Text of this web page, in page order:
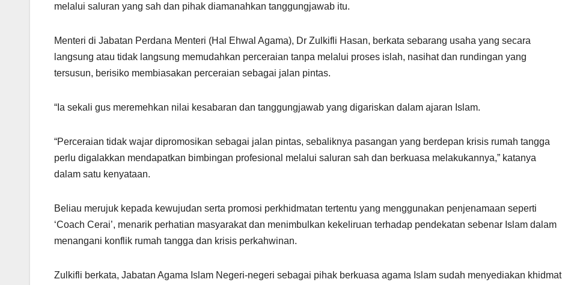
melalui saluran yang sah dan pihak diamanahkan tanggungjawab itu.
Menteri di Jabatan Perdana Menteri (Hal Ehwal Agama), Dr Zulkifli Hasan, berkata sebarang usaha yang secara
langsung atau tidak langsung memudahkan perceraian tanpa melalui proses islah, nasihat dan rundingan yang
tersusun, berisiko membiasakan perceraian sebagai jalan pintas.
“Ia sekali gus meremehkan nilai kesabaran dan tanggungjawab yang digariskan dalam ajaran Islam.
“Perceraian tidak wajar dipromosikan sebagai jalan pintas, sebaliknya pasangan yang berdepan krisis rumah tangga
perlu digalakkan mendapatkan bimbingan profesional melalui saluran sah dan berkuasa melakukannya,” katanya
dalam satu kenyataan.
Beliau merujuk kepada kewujudan serta promosi perkhidmatan tertentu yang menggunakan penjenamaan seperti
‘Coach Cerai’, menarik perhatian masyarakat dan menimbulkan kekeliruan terhadap pendekatan sebenar Islam dalam
menangani konflik rumah tangga dan krisis perkahwinan.
Zulkifli berkata, Jabatan Agama Islam Negeri-negeri sebagai pihak berkuasa agama Islam sudah menyediakan khidmat